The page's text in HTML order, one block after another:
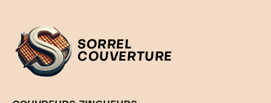
SORREL
COUVERTURE